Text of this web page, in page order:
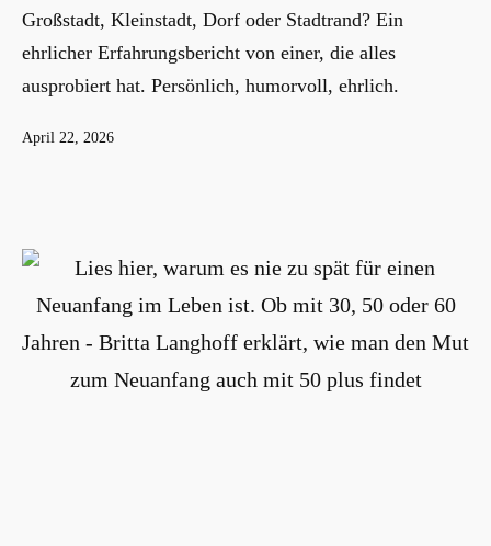
Großstadt, Kleinstadt, Dorf oder Stadtrand? Ein
ehrlicher Erfahrungsbericht von einer, die alles
ausprobiert hat. Persönlich, humorvoll, ehrlich.
Veröffentlicht
April 22, 2026